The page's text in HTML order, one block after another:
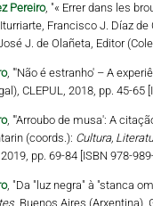
Pereiro, "« Errer dans les
Francisco J. Díaz
J. de Olañeta, Editor
, "'Não é estranho' – A
CLEPUL, 2018, pp. 45-65
, "'Arroubo de musa': A
(coords.): Cultura,
pp. 69-84 [ISBN 978-
, "Da "luz negra" à "stanca
, Buenos Aires (Arxentina),